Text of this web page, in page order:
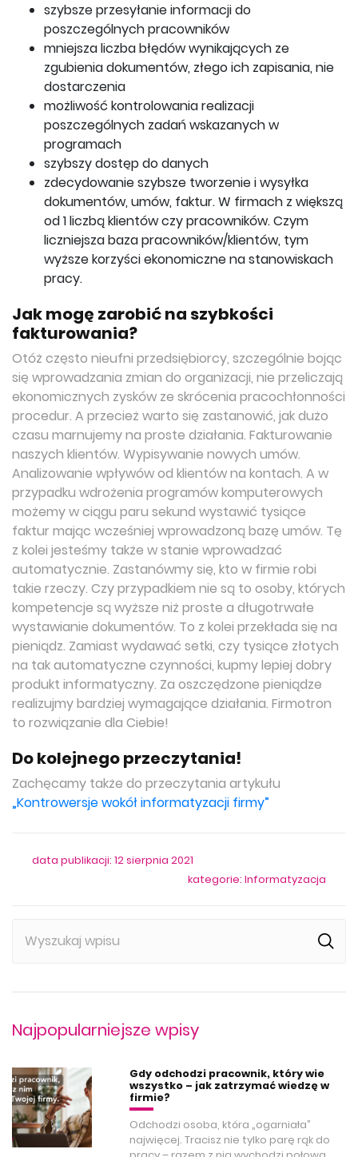
szybsze przesyłanie informacji do
poszczególnych pracowników
mniejsza liczba błędów wynikających ze
zgubienia dokumentów, złego ich zapisania, nie
dostarczenia
możliwość kontrolowania realizacji
poszczególnych zadań wskazanych w
programach
szybszy dostęp do danych
zdecydowanie szybsze tworzenie i wysyłka
dokumentów, umów, faktur. W firmach z większą
od 1 liczbą klientów czy pracowników. Czym
liczniejsza baza pracowników/klientów, tym
wyższe korzyści ekonomiczne na stanowiskach
pracy.
Jak mogę zarobić na szybkości
fakturowania?
Otóż często nieufni przedsiębiorcy, szczególnie bojąc
się wprowadzania zmian do organizacji, nie przeliczają
ekonomicznych zysków ze skrócenia pracochłonności
procedur. A przecież warto się zastanowić, jak dużo
czasu marnujemy na proste działania. Fakturowanie
naszych klientów. Wypisywanie nowych umów.
Analizowanie wpływów od klientów na kontach. A w
przypadku wdrożenia programów komputerowych
możemy w ciągu paru sekund wystawić tysiące
faktur mając wcześniej wprowadzoną bazę umów. Tę
z kolei jesteśmy także w stanie wprowadzać
automatycznie. Zastanówmy się, kto w firmie robi
takie rzeczy. Czy przypadkiem nie są to osoby, których
kompetencje są wyższe niż proste a długotrwałe
wystawianie dokumentów. To z kolei przekłada się na
pieniądz. Zamiast wydawać setki, czy tysiące złotych
na tak automatyczne czynności, kupmy lepiej dobry
produkt informatyczny. Za oszczędzone pieniądze
realizujmy bardziej wymagające działania. Firmotron
to rozwiązanie dla Ciebie!
Do kolejnego przeczytania!
Zachęcamy także do przeczytania artykułu
„Kontrowersje wokół informatyzacji firmy”
data publikacji: 12 sierpnia 2021
kategorie: Informatyzacja
Najpopularniejsze wpisy
Gdy odchodzi pracownik, który wie
wszystko – jak zatrzymać wiedzę w
firmie?
Odchodzi osoba, która „ogarniała”
najwięcej. Tracisz nie tylko parę rąk do